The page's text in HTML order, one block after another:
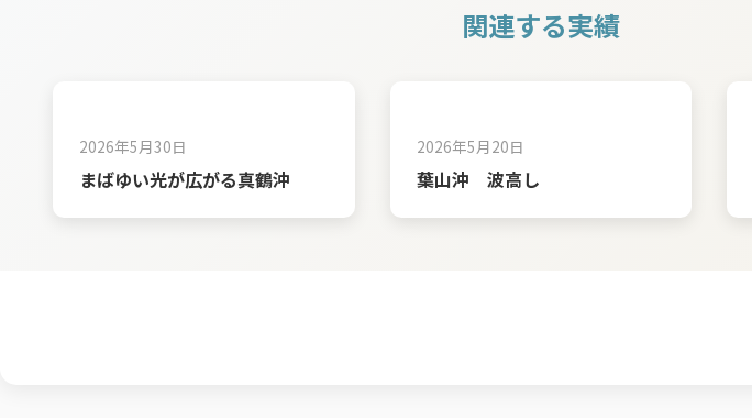
関連する実績
2026年5月30日
まばゆい光が広がる真鶴沖
2026年5月20日
葉山沖 波高し